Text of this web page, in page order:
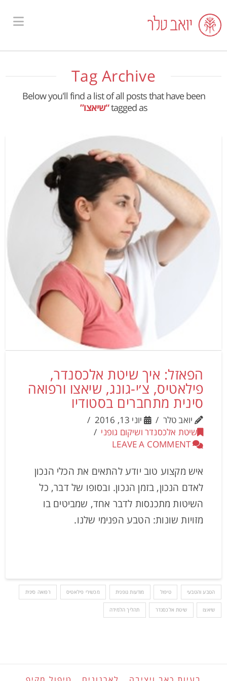
Tag Archive
Below you'll find a list of all posts that have been
tagged as“שיאצו”
הפאזל: איך שיטת אלכסנדר,
פילאטיס, צ׳י-גונג, שיאצו ורפואה
סינית מתחברים בסטודיו
יואב טלר
יוני 13, 2016
שיטת אלכסנדר ושיקום גופני
LEAVE A COMMENT
איש מקצוע טוב יודע להתאים את הכלי הנכון
לאדם הנכון, בזמן הנכון. ובסופו של דבר, כל
השיטות מתכנסות לדבר אחד, שמביטים בו
מזויות שונות: הטבע הפנימי שלנו.
הטבע והטבעי טיפול מודעות גופנית מכשירי פילאטיס רפואה סינית
שיאצו שיטת אלכסנדר תהליך הלמידה